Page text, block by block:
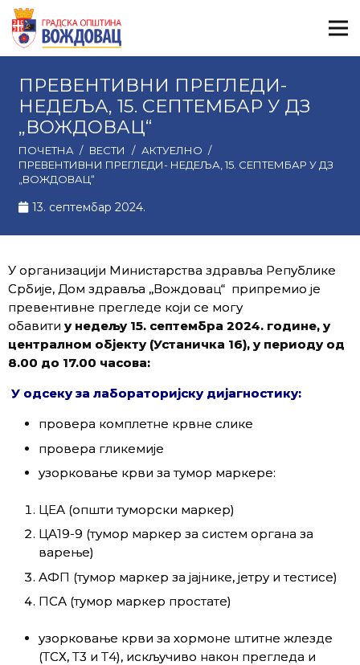
ПРЕВЕНТИВНИ ПРЕГЛЕДИ-
НЕДЕЉА, 15. СЕПТЕМБАР У ДЗ
„ВОЖДОВАЦ“
ПОЧЕТНА / ВЕСТИ / АКТУЕЛНО /
ПРЕВЕНТИВНИ ПРЕГЛЕДИ- НЕДЕЉА, 15. СЕПТЕМБАР У ДЗ
„ВОЖДОВАЦ“
13. септембар 2024.
У организацији Министарства здравља Републике
Србије, Дом здравља ,,Вождовац“ припремио је
превентивне прегледе који се могу
обавити у недељу 15. септембра 2024. године, у
централном објекту (Устаничка 16), у периоду од
8.00 до 17.00 часова:
У одсеку за лабораторијску дијагностику:
провера комплетне крвне слике
провера гликемије
узорковање крви за тумор маркере:
ЦЕА (општи туморски маркер)
ЦА19-9 (тумор маркер за систем органа за
варење)
АФП (тумор маркер за јајнике, јетру и тестисе)
ПСА (тумор маркер простате)
узорковање крви за хормоне штитне жлезде
(ТСХ, Т3 и Т4), искључиво након прегледа и